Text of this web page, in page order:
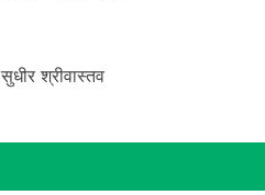
श्रीवास्तव